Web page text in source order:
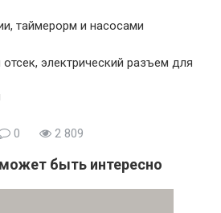
таймерорм и насосами
электрический разъем для
0 2 809
быть интересно